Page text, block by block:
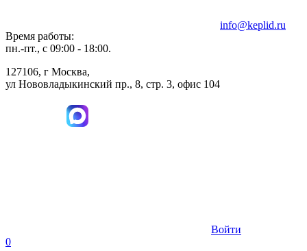
Время работы:
пн.-пт., с 09:00 - 18:00.
127106, г Москва,
ул Нововладыкинский пр., 8, стр. 3, офис 104
info@keplid.ru
Войти
0